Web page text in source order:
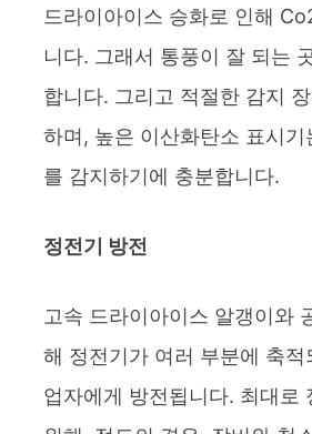
드라이아이스 승화로 인해
니다. 그래서 통풍이 잘 되는
합니다. 그리고 적절한 감지
하며, 높은 이산화탄소 표시
를 감지하기에 충분합니다.
정전기 방전
고속 드라이아이스 알갱이와
해 정전기가 여러 부분에 축
업자에게 방전됩니다. 최대로